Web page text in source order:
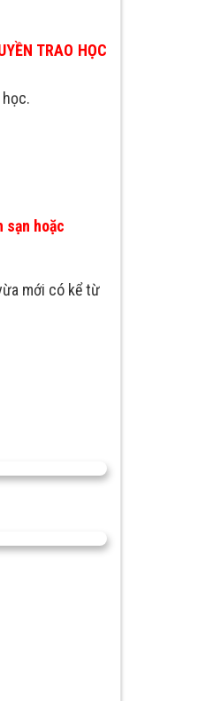
TRAO HỌC
sạn hoặc
mới có kể từ